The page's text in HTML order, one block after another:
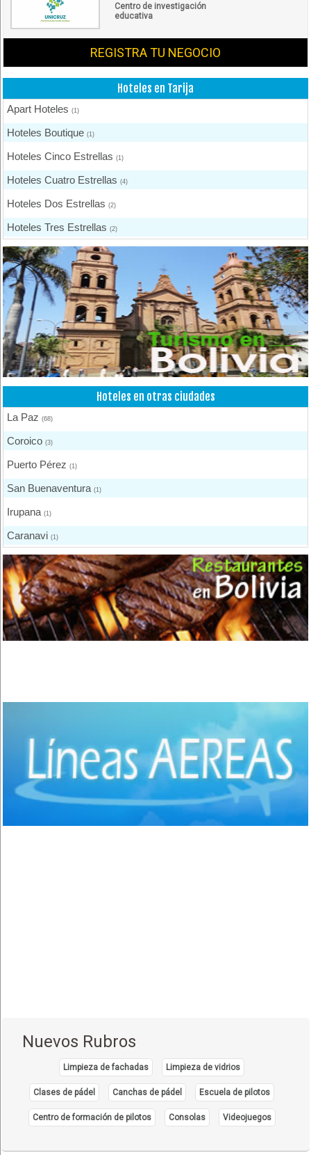
Centro de investigación
educativa
REGISTRA TU NEGOCIO
Hoteles en Tarija
Apart Hoteles(1)
Hoteles Boutique(1)
Hoteles Cinco Estrellas(1)
Hoteles Cuatro Estrellas(4)
Hoteles Dos Estrellas(2)
Hoteles Tres Estrellas(2)
Hoteles Una Estrella(1)
Hoteles en otras ciudades
La Paz(68)
Coroico(3)
Puerto Pérez(1)
San Buenaventura(1)
Irupana(1)
Caranavi(1)
Urmiri(1)
Copacabana(7)
El Alto(2)
Apolo(3)
Colcapirhua(1)
(3)
Shinahota - Chapare(1)
Sacaba (3)
Santa Cruz de la Sierra
Tarija
Bermejo
Yacuiba(4)
Nuevos Rubros
Limpieza de fachadas Limpieza de vidrios
Clases de pádel Canchas de pádel Escuela de pilotos
Centro de formación de pilotos Consolas Videojuegos